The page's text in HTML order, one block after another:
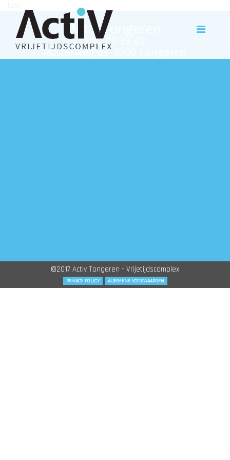
Activ Tongeren
012 23 33 43
Rutterweg 63, 3700 Tongeren
©2017 Activ Tongeren - Vrijetijdscomplex
PRIVACY POLICY ALGEMENE VOORWAARDEN